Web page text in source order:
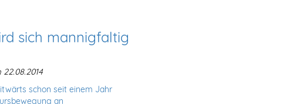
sich mannigfaltig
schon seit einem Jahr
an